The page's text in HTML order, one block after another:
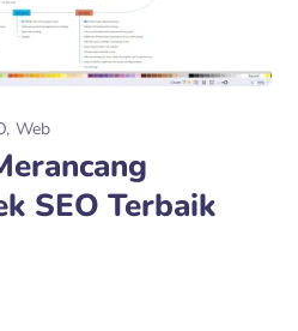
Web
SEO Terbaik